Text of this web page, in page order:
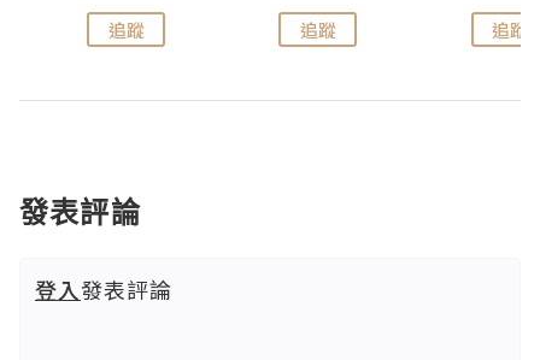
追蹤 追蹤 追蹤
發表評論
登入發表評論